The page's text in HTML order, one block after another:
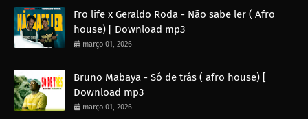
Fro life x Geraldo Roda - Não sabe ler ( Afro
house) [ Download mp3
março 01, 2026
Bruno Mabaya - Só de trás ( afro house) [
Download mp3
março 01, 2026